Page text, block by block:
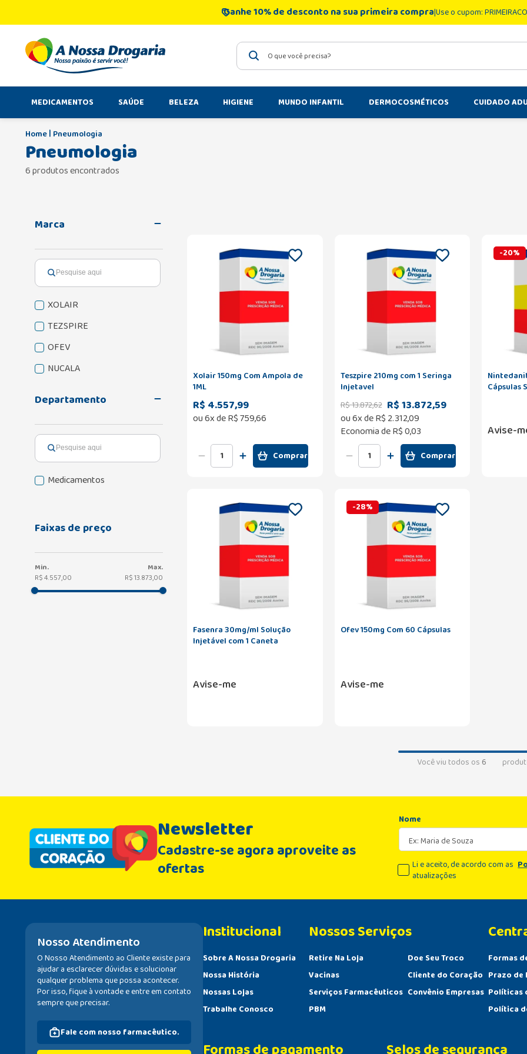
Ganhe 10% de desconto na sua primeira compraUse o cupom:
O que você precisa?
MEDICAMENTOS SAÚDE BELEZA HIGIENE MUNDO INFANTIL DERMOCOSMÉTICOS CUIDADO
Pneumologia
Pneumologia
6 produtos encontrados
Marca
XOLAIR
TEZSPIRE
OFEV
NUCALA
Departamento
Medicamentos
Faixas de preço
R$ 4.557,00 R$ 13.873,00
Xolair 150mg Com Ampola de
1ML
R$ 4.557,99
ou6x deR$759,66
Comprar
Teszpire 210mg com 1 Seringa
Injetavel
R$13.872,62 R$ 13.872,59
ou6x deR$ 2.312,09
Economia deR$ 0,03
Comprar
-20%
Cápsulas
Avise-
Fasenra 30mg/ml Solução
Injetável com 1 Caneta
Avise-me
-28%
Ofev 150mg Com 60 Cápsulas
Avise-me
Você viu todos os 6
Newsletter
Cadastre-se agora aproveite as
ofertas
Nome
Li e aceito, de acordo com as
atualizações
Nosso Atendimento
O Nosso Atendimento ao Cliente existe para
ajudar a esclarecer dúvidas e solucionar
qualquer problema que possa acontecer.
Por isso, fique à vontade e entre em contato
sempre que precisar.
Fale com nosso farmacêutico.
Institucional
Sobre A Nossa Drogaria
Nossa História
Nossas Lojas
Trabalhe Conosco
Retire Na Loja
Vacinas
Serviços Farmacêuticos
PBM
Doe Seu Troco
Cliente do Coração
Convênio Empresas
Formas
Prazo de
Políticas
Política